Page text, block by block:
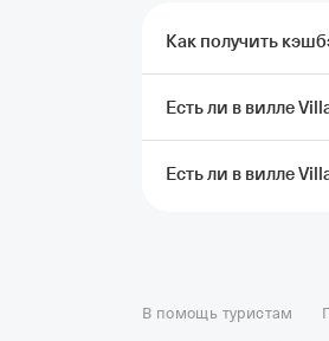
Как получить
Чтобы получить
и оплатить картой
кэшбэка
Есть ли в вилле
Спа-центра нет, но
Есть ли в вилле
Отель Космос в Москве
Отели в Сочи Отели в
В помощь туристам